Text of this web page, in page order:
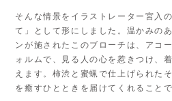
そんな情景をイラストレーター宮入
て」として形にしました。温かみの
ンが施されたこのブローチは、アコ
ォルムで、見る人の心を惹きつけ、
えます。柿渋と蜜蝋で仕上げられた
を癒すひとときを届けてくれることで